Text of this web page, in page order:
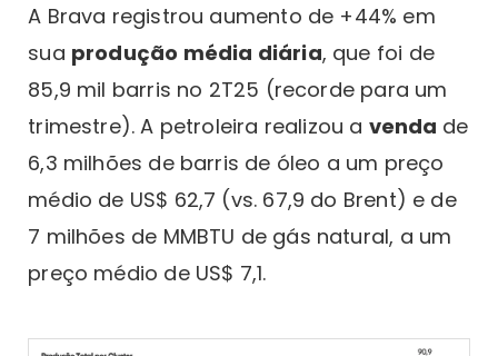
A Brava registrou aumento de +44% em
sua produção média diária, que foi de
85,9 mil barris no 2T25 (recorde para um
trimestre). A petroleira realizou a venda de
6,3 milhões de barris de óleo a um preço
médio de US$ 62,7 (vs. 67,9 do Brent) e de
7 milhões de MMBTU de gás natural, a um
preço médio de US$ 7,1.